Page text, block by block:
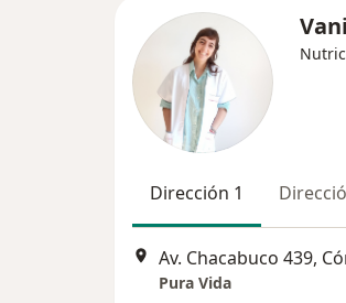
Dirección 1
Av. Chacabuco 439,
Pura Vida